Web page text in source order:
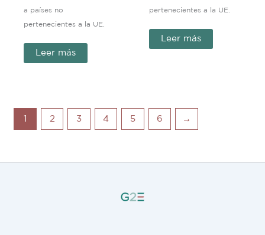
a países no
pertenecientes a la UE.
Leer más
pertenecientes a la UE.
Leer más
1 2 3 4 5 6 →